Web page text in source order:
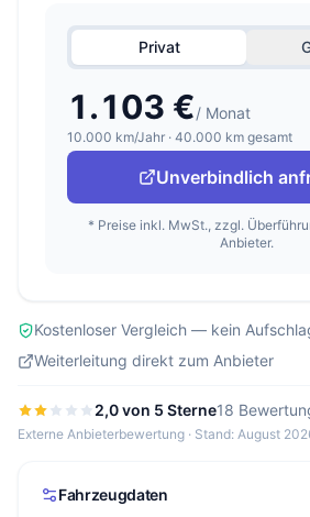
Privat
1.103 €/ Monat
10.000 km/Jahr · 40.000 km gesamt
Unverbindlich
* Preise inkl. MwSt., zzgl.
Anbieter.
Kostenloser Vergleich — kein
Weiterleitung direkt zum Anbieter
2,0 von 5 Sterne18
Externe Anbieterbewertung · Stand: August
Fahrzeugdaten